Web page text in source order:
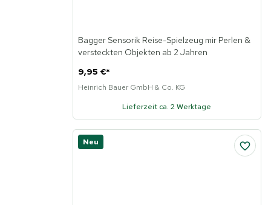
Bagger Sensorik Reise-Spielzeug mir Perlen &
versteckten Objekten ab 2 Jahren
9,95 €*
Heinrich Bauer GmbH & Co. KG
Lieferzeit ca. 2 Werktage
Neu